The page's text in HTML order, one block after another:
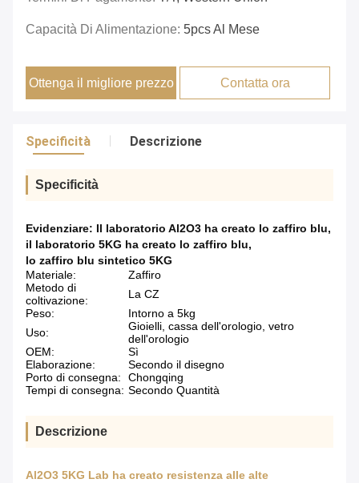
Capacità Di Alimentazione: 5pcs Al Mese
Ottenga il migliore prezzo Contatta ora
Specificità Descrizione
Specificità
Evidenziare: Il laboratorio Al2O3 ha creato lo zaffiro blu,
il laboratorio 5KG ha creato lo zaffiro blu,
lo zaffiro blu sintetico 5KG
Materiale:
Zaffiro
Metodo di
coltivazione:
La CZ
Peso:
Intorno a 5kg
Uso:
Gioielli, cassa dell'orologio, vetro
dell'orologio
OEM:
Sì
Elaborazione:
Secondo il disegno
Porto di consegna:
Chongqing
Tempi di consegna: Secondo Quantità
Descrizione
Al2O3 5KG Lab ha creato resistenza alle alte